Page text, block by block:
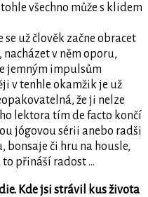
všechno může s klidem
už člověk začne obracet
v něm oporu,
jemným impulsům
v tenhle okamžik je už
že ji nelze
lektora tím de facto končí
jógovou sérii anebo radši
či hru na housle,
přináší radost …
Kde jsi strávil kus života